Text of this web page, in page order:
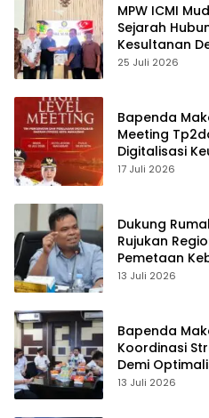
MPW ICMI
Sejarah
Kesultanan
NKRI
25 Juli 2026
Bapenda
Meeting
Digitalisasi
Daerah
17 Juli 2026
Dukung
Rujukan
Pemetaan
13 Juli 2026
Bapenda
Koordinasi
Demi
13 Juli 2026